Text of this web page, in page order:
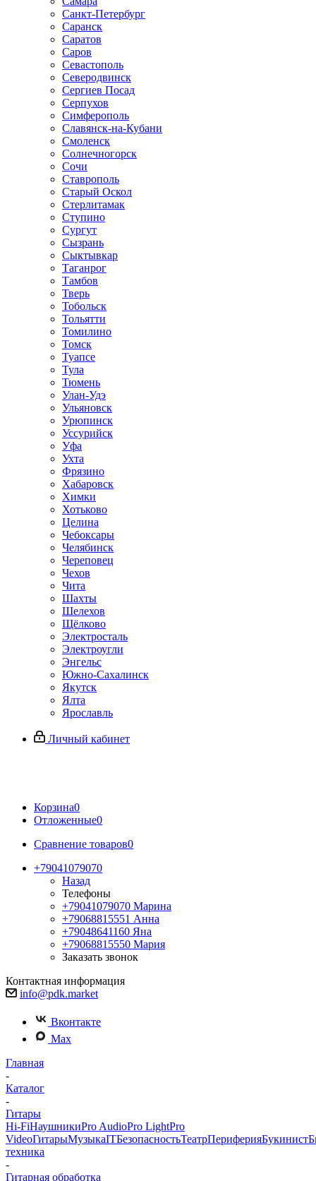
Санкт-Петербург
Саранск
Саратов
Саров
Севастополь
Северодвинск
Сергиев Посад
Серпухов
Симферополь
Славянск-на-Кубани
Смоленск
Солнечногорск
Сочи
Ставрополь
Старый Оскол
Стерлитамак
Ступино
Сургут
Сызрань
Сыктывкар
Таганрог
Тамбов
Тверь
Тобольск
Тольятти
Томилино
Томск
Туапсе
Тула
Тюмень
Улан-Удэ
Ульяновск
Урюпинск
Уссурийск
Уфа
Ухта
Фрязино
Хабаровск
Химки
Хотьково
Целина
Чебоксары
Челябинск
Череповец
Чехов
Чита
Шахты
Шелехов
Щёлково
Электросталь
Электроугли
Энгельс
Южно-Сахалинск
Якутск
Ялта
Ярославль
Личный кабинет
Корзина0
Отложенные0
Сравнение товаров0
+79041079070
Назад
Телефоны
+79041079070 Марина
+79068815551 Анна
+79048641160 Яна
+79068815550 Мария
Заказать звонок
Контактная информация
info@pdk.market
Вконтакте
Max
Главная
-
Каталог
-
Гитары
Hi-FiНаушникиPro AudioPro LightPro
VideoГитарыМузыкаITБезопасностьТеатрПериферияБукинист
техника
-
Гитарная обработка